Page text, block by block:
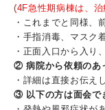
(4F急性期病棟は、
・これまでと同様、
・手指消毒、マスク
・正面入口から入り
② 病院から依頼のあ
・詳細は直接お伝え
③ 以下の方は面会で